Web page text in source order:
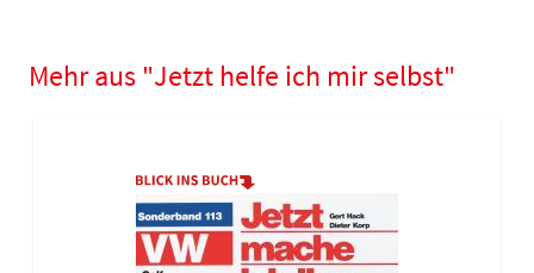
Mehr aus "Jetzt helfe ich mir selbst"